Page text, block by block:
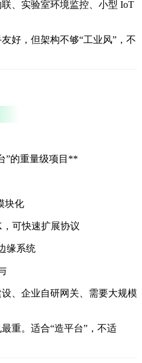
、实验室环境监控、小型 IoT
好，但架构不够“工业风”，不
”的重量级项目**
块化
，可快速扩展协议
缘系统
、企业自研网关、需要大规模
重。适合“造平台”，不适